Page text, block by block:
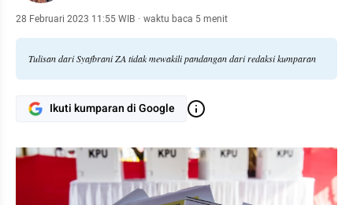
for Teacher Mind Transformation (CTMT) FKIP Univ.
28 Februari 2023 11:55 WIB · waktu baca 5 menit
Tulisan dari Syafbrani ZA tidak mewakili pandangan dari redaksi kumparan
Ikuti kumparan di Google